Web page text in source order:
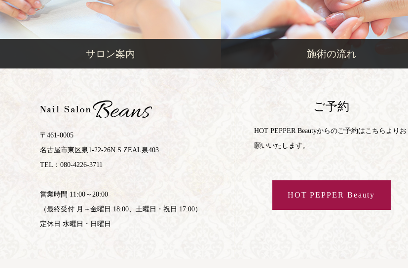
サロン案内 施術の流れ
〒461-0005
名古屋市東区泉1-22-26N.S.ZEAL泉403
TEL：080-4226-3711
営業時間 11:00～20:00
（最終受付 月～金曜日 18:00、土曜日・祝日 17:00）
定休日 水曜日・日曜日
ご予約
HOT PEPPER Beautyからのご予約はこちらよりお
願いいたします。
HOT PEPPER Beauty